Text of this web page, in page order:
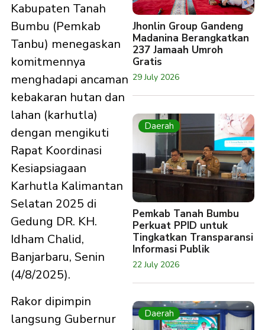
Kabupaten Tanah
Bumbu (Pemkab
Tanbu) menegaskan
komitmennya
menghadapi ancaman
kebakaran hutan dan
lahan (karhutla)
dengan mengikuti
Rapat Koordinasi
Kesiapsiagaan
Karhutla Kalimantan
Selatan 2025 di
Gedung DR. KH.
Idham Chalid,
Banjarbaru, Senin
(4/8/2025).
Rakor dipimpin
langsung Gubernur
Jhonlin Group Gandeng
Madanina Berangkatkan
237 Jamaah Umroh
Gratis
29 July 2026
Daerah
Pemkab Tanah Bumbu
Perkuat PPID untuk
Tingkatkan Transparansi
Informasi Publik
22 July 2026
Daerah